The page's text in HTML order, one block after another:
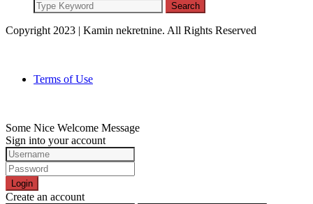
Search
Copyright 2023 | Kamin nekretnine. All Rights Reserved
Terms of Use
Some Nice Welcome Message
Sign into your account
Login
Create an account